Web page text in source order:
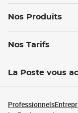
Nos Produits
Nos Tarifs
La Poste vous
Professionnels